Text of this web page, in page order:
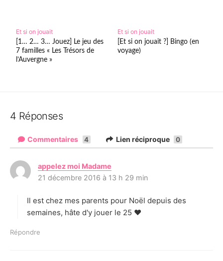
Et si on jouait
[1… 2… 3… Jouez] Le jeu des
7 familles « Les Trésors de
l’Auvergne »
Et si on jouait
[Et si on jouait ?] Bingo (en
voyage)
4 Réponses
Commentaires 4 Lien réciproque 0
appelez moi Madame
i
:
21 décembre 2016 à 13 h 29 min
Il est chez mes parents pour Noël depuis des
semaines, hâte d'y jouer le 25 ♥
Répondre